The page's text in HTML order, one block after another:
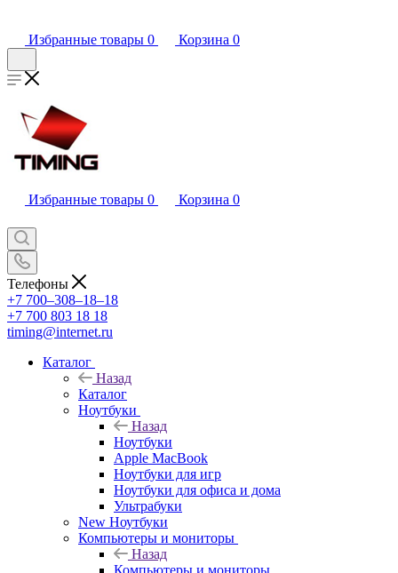
Избранные товары 0 Корзина 0
Избранные товары 0 Корзина 0
Телефоны
+7 700‒308‒18‒18
+7 700 803 18 18
timing@internet.ru
Каталог
Назад
Каталог
Ноутбуки
Назад
Ноутбуки
Apple MacBook
Ноутбуки для игр
Ноутбуки для офиса и дома
Ультрабуки
New Ноутбуки
Компьютеры и мониторы
Назад
Компьютеры и мониторы